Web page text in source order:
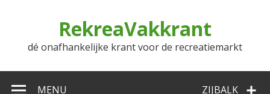
RekreaVakkrant
dé onafhankelijke krant voor de recreatiemarkt
ZIJBALK
MENU